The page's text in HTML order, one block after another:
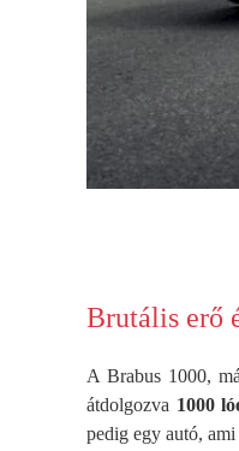
Brutális erő
A Brabus 1000,
átdolgozva 1000
pedig egy autó,